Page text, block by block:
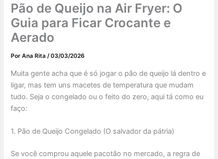
Pão de Queijo na Air Fryer: O
Guia para Ficar Crocante e
Aerado
PorAna Rita/03/03/2026
Muita gente acha que é só jogar o pão de queijo lá dentro e
ligar, mas tem uns macetes de temperatura que mudam
tudo. Seja o congelado ou o feito do zero, aqui tá como eu
faço:
1. Pão de Queijo Congelado (O salvador da pátria)
Se você comprou aquele pacotão no mercado, a regra de
a
s